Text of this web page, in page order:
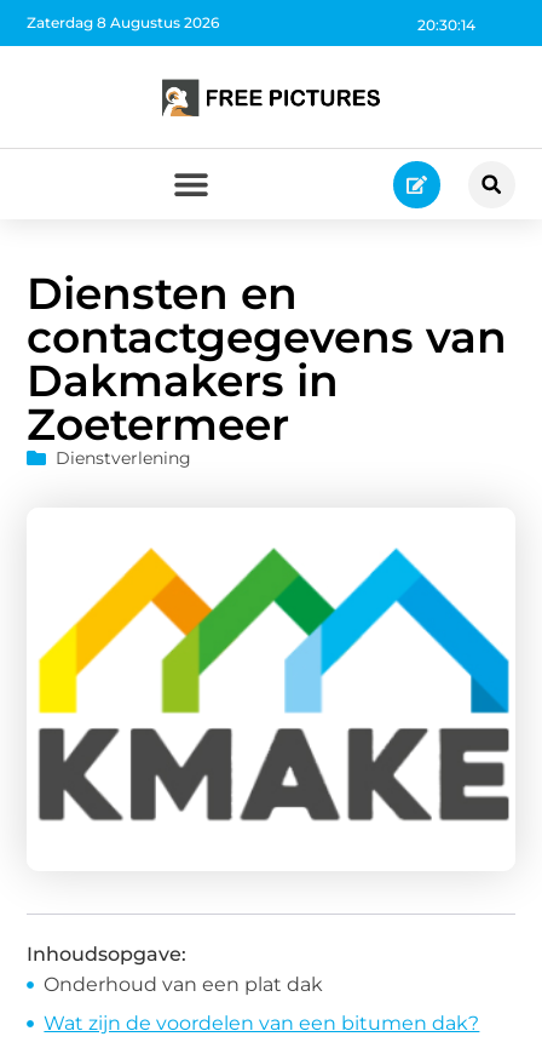
20:30:15
Zaterdag 8 Augustus 2026
Diensten en
contactgegevens van
Dakmakers in
Zoetermeer
Dienstverlening
Inhoudsopgave:
Onderhoud van een plat dak
Wat zijn de voordelen van een bitumen dak?